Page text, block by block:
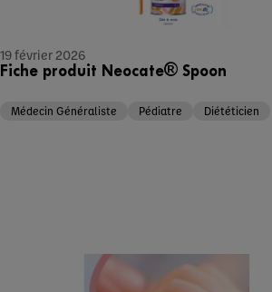
19 février 2026
Fiche produit Neocate® Spoon
Médecin Généraliste Pédiatre Diététicien